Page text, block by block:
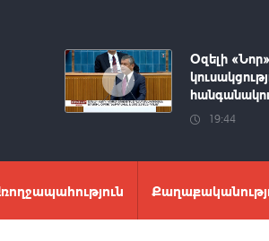
Օզելի «Նոր»
19:44